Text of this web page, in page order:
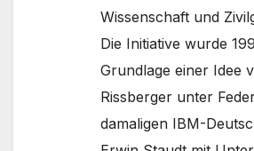
Wissenschaft und
Die Initiative wurde
Grundlage einer Idee
Rissberger unter
damaligen IBM-